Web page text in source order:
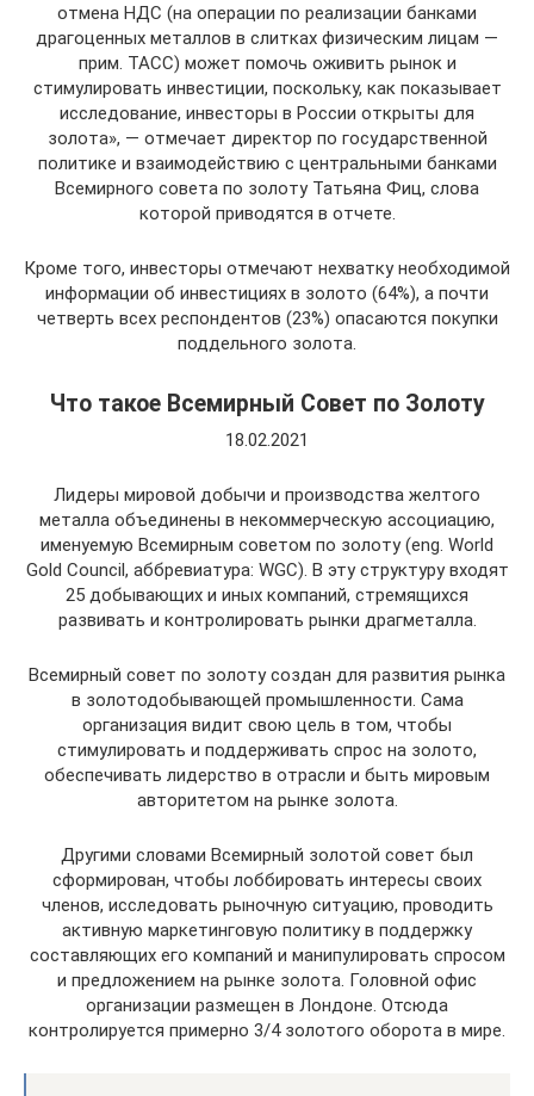
отмена НДС (на операции по реализации банками
драгоценных металлов в слитках физическим лицам —
прим. ТАСС) может помочь оживить рынок и
стимулировать инвестиции, поскольку, как показывает
исследование, инвесторы в России открыты для
золота», — отмечает директор по государственной
политике и взаимодействию с центральными банками
Всемирного совета по золоту Татьяна Фиц, слова
которой приводятся в отчете.
Кроме того, инвесторы отмечают нехватку необходимой
информации об инвестициях в золото (64%), а почти
четверть всех респондентов (23%) опасаются покупки
поддельного золота.
Что такое Всемирный Совет по Золоту
18.02.2021
Лидеры мировой добычи и производства желтого
металла объединены в некоммерческую ассоциацию,
именуемую Всемирным советом по золоту (eng. World
Gold Council, аббревиатура: WGC). В эту структуру входят
25 добывающих и иных компаний, стремящихся
развивать и контролировать рынки драгметалла.
Всемирный совет по золоту создан для развития рынка
в золотодобывающей промышленности. Сама
организация видит свою цель в том, чтобы
стимулировать и поддерживать спрос на золото,
обеспечивать лидерство в отрасли и быть мировым
авторитетом на рынке золота.
Другими словами Всемирный золотой совет был
сформирован, чтобы лоббировать интересы своих
членов, исследовать рыночную ситуацию, проводить
активную маркетинговую политику в поддержку
составляющих его компаний и манипулировать спросом
и предложением на рынке золота. Головной офис
организации размещен в Лондоне. Отсюда
контролируется примерно 3/4 золотого оборота в мире.